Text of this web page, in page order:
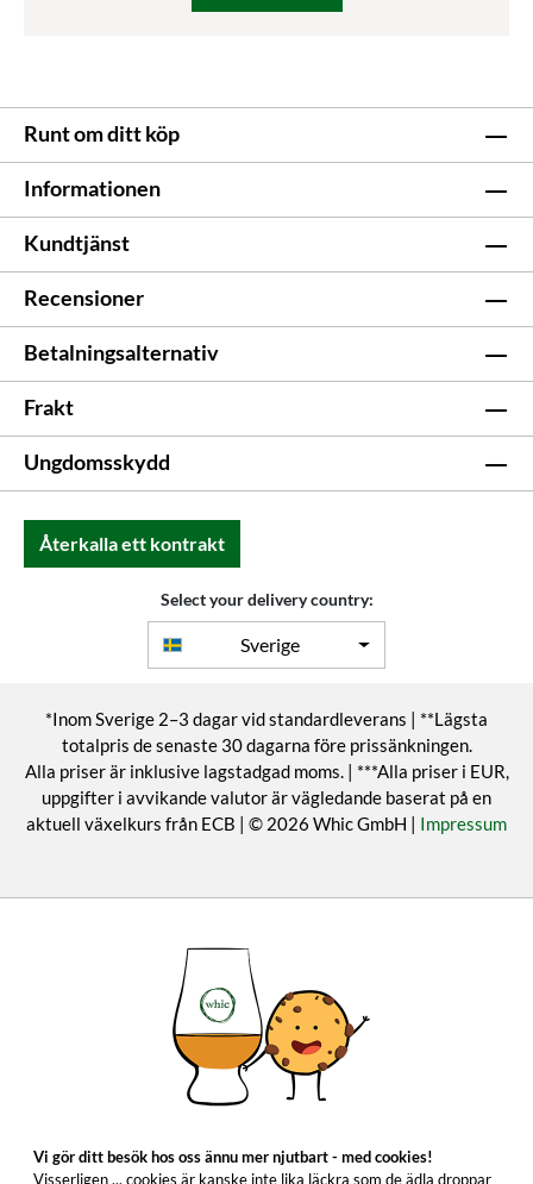
Runt om ditt köp
Informationen
Kundtjänst
Recensioner
Betalningsalternativ
Frakt
Ungdomsskydd
Återkalla ett kontrakt
Select your delivery country:
Sverige
*Inom Sverige 2–3 dagar vid standardleverans | **Lägsta
totalpris de senaste 30 dagarna före prissänkningen.
Alla priser är inklusive lagstadgad moms. | ***Alla priser i EUR,
uppgifter i avvikande valutor är vägledande baserat på en
aktuell växelkurs från ECB | © 2026 Whic GmbH | Impressum
Vi gör ditt besök hos oss ännu mer njutbart - med cookies!
Visserligen ... cookies är kanske inte lika läckra som de ädla droppar